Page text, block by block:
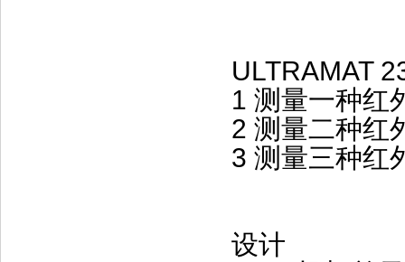
ULTRAMAT
1 测量一种红
2 测量二种红
3 测量三种红
设计